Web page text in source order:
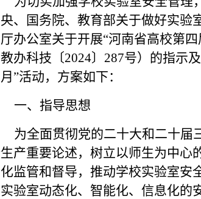
、国务院、教育部关于做好实验
办公室关于开展“河南省高校第
教办科技〔2024〕287号） 的指示及
”活动， 方案如下：
一、指导思想
为全面贯彻党的二十大和二十届
产重要论述，树立以师生为中心
监管和督导，推动学校实验室安
验室动态化、智能化、信息化的